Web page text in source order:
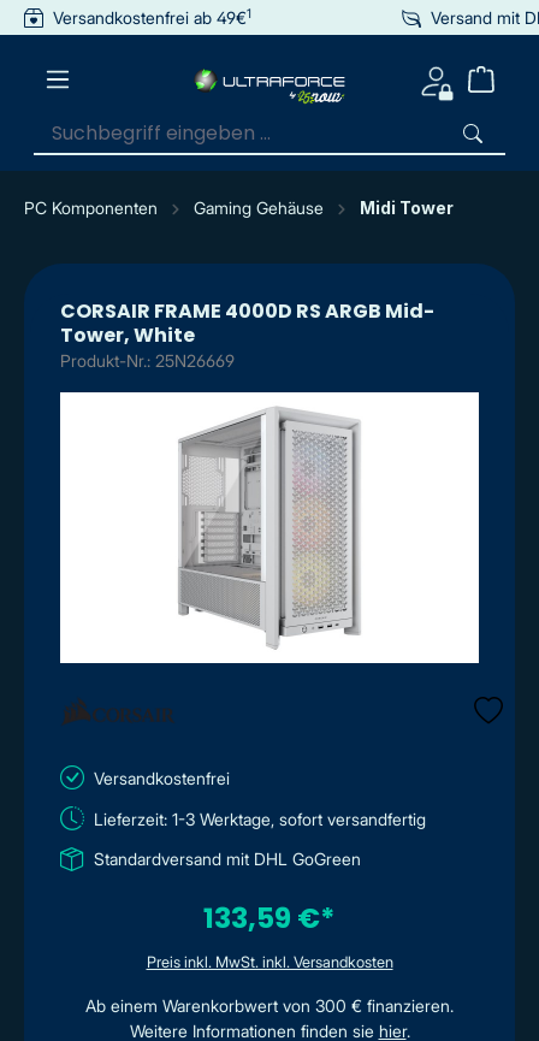
springen
Versandkostenfrei ab 49€1 Versand mit
PC Komponenten Gaming Gehäuse Midi Tower
CORSAIR FRAME 4000D RS ARGB Mid-
Tower, White
Produkt-Nr.: 25N26669
Versandkostenfrei
Lieferzeit: 1-3 Werktage, sofort versandfertig
Standardversand mit DHL GoGreen
133,59 €*
Preis inkl. MwSt. inkl. Versandkosten
Ab einem Warenkorbwert von 300 € finanzieren.
Weitere Informationen finden sie hier.